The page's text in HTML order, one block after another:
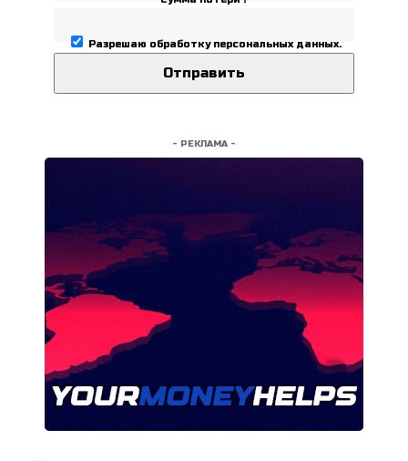
Разрешаю обработку персональных данных.
- РЕКЛАМА -